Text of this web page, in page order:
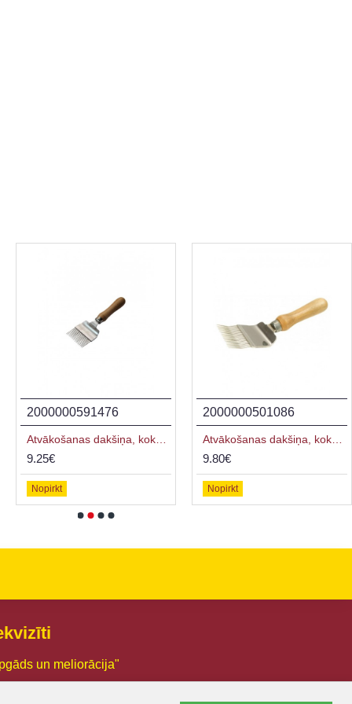
2000000591476
9.25€
Nopirkt
2000000501086
9.80€
Nopirkt
un meliorācija"